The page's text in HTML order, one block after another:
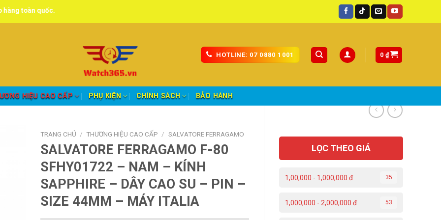
HOTLINE: 07 0880 1001 0 ₫
HIỆU CAO CẤP PHỤ KIỆN CHÍNH SÁCH BẢO HÀNH
LỌC THEO GIÁ
1,00,000 - 1,000,000 đ 35
1,000,000 - 2,000,000 đ 53
TRANG CHỦ / THƯƠNG HIỆU CAO CẤP / SALVATORE FERRAGAMO
SALVATORE FERRAGAMO F-80
SFHY01722 – NAM – KÍNH
SAPPHIRE – DÂY CAO SU – PIN –
SIZE 44MM – MÁY ITALIA